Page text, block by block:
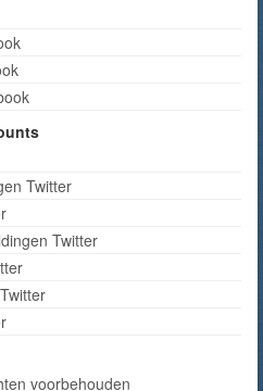
Twitter
Twitter
voorbehouden